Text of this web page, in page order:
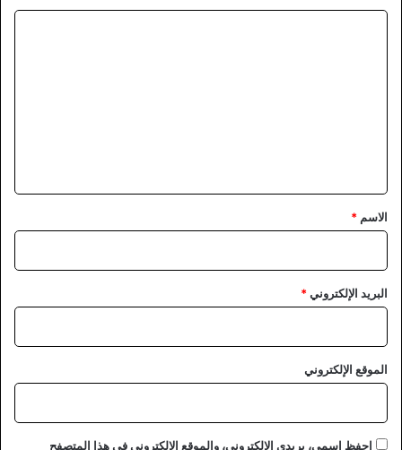
*
الاسم *
البريد الإلكتروني*
الموقع الإلكتروني
احفظ اسمي، بريدي الإلكتروني، والموقع الإلكتروني في هذا المتصفح